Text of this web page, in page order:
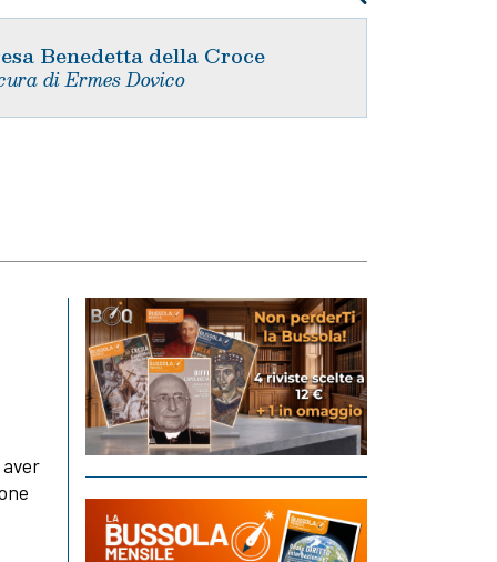
Benedetta della Croce
di Ermes Dovico